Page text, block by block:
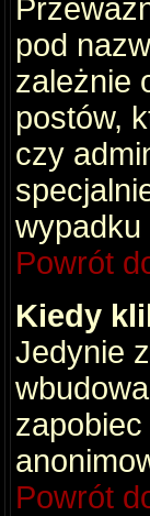
pod
zależnie
postów,
czy
wypadku
Powrót
Kiedy
Jedynie
Powrót